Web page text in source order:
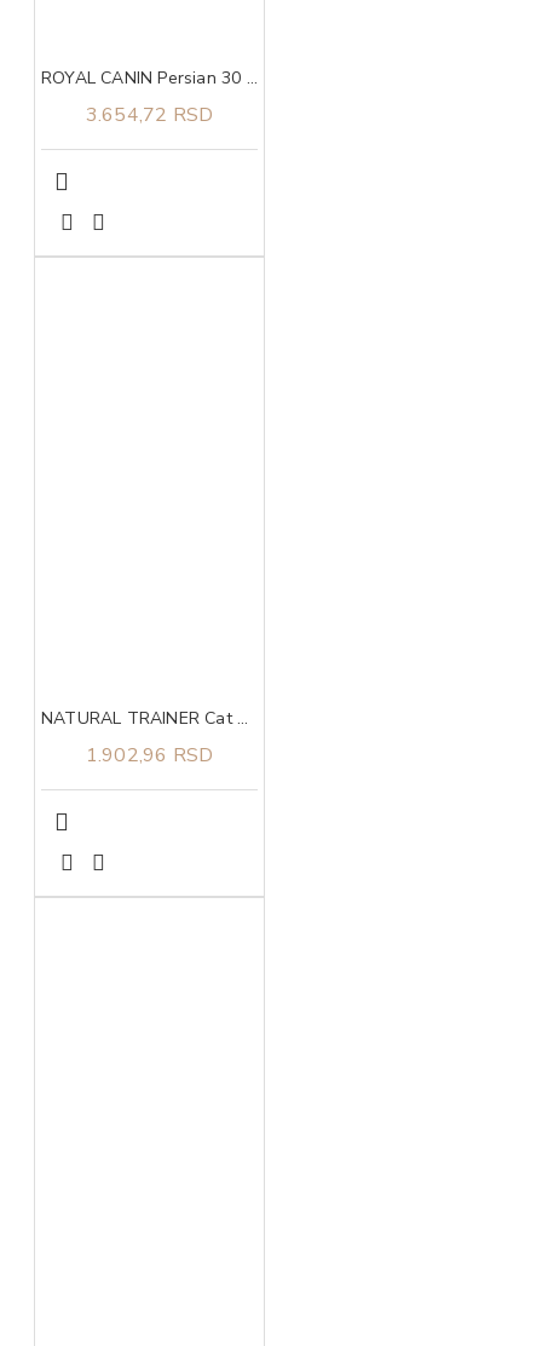
ROYAL CANIN Persian 30 2kg
3.654,72 RSD
NATURAL TRAINER Cat piletina za odrasle mačke 1.5kg
1.902,96 RSD